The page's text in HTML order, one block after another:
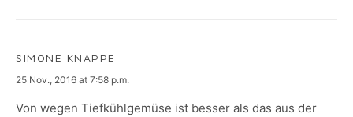
SIMONE KNAPPE
says:
25 Nov., 2016 at 7:58 p.m.
Von wegen Tiefkühlgemüse ist besser als das aus der